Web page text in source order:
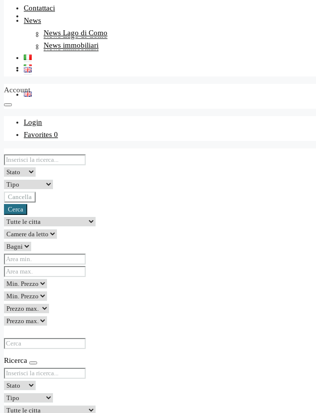
News Lago di Como
News immobiliari
Contattaci
News
News Lago di Como
News immobiliari
Account
Login
Favorites 0
Cancella
Cerca
Ricerca